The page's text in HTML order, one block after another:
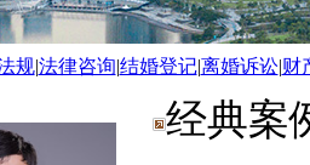
规|法律咨询|结婚登记|离婚诉讼|财
经典案